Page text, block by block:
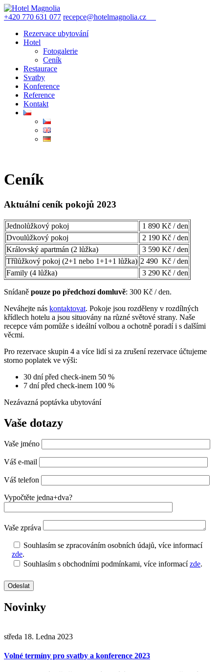
+420 770 631 077 recepce@hotelmagnolia.cz
Rezervace ubytování
Hotel
Fotogalerie
Ceník
Restaurace
Svatby
Konference
Reference
Kontakt
Ceník
Aktuální ceník pokojů 2023
Jednolůžkový pokoj
1 890 Kč / den
Dvoulůžkový pokoj
2 190 Kč / den
Královský apartmán (2 lůžka)
3 590 Kč / den
Třílůžkový pokoj (2+1 nebo 1+1+1 lůžka) 2 490 Kč / den
Family (4 lůžka)
3 290 Kč / den
Snídaně pouze po předchozí domluvě: 300 Kč / den.
Neváhejte nás kontaktovat. Pokoje jsou rozděleny v rozdílných
křídlech hotelu a jsou situovány na různé světové strany. Naše
recepce vám pomůže s ideální volbou a ochotně poradí i s dalšími
věcmi.
Pro rezervace skupin 4 a více lidí si za zrušení rezervace účtujeme
storno poplatek ve výši:
30 dní před check-inem 50 %
7 dní před check-inem 100 %
Nezávazná poptávka ubytování
Vaše dotazy
Vaše jméno
Váš e-mail
Váš telefon
Vypočtěte jedna+dva?
Vaše zpráva
Souhlasím se zpracováním osobních údajů, více informací
zde.
Souhlasím s obchodními podmínkami, více informacízde.
Novinky
středa 18. Ledna 2023
Volné termíny pro svatby a konference 2023